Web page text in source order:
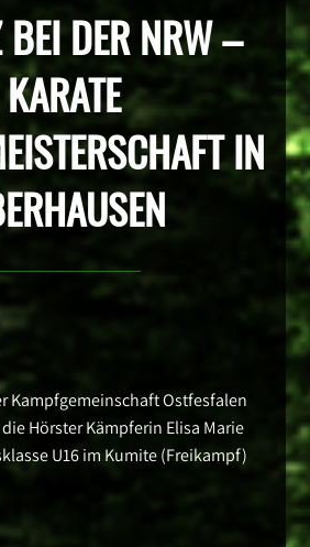
BEI DER NRW –
KARATE
IN
Kampfgemeinschaft Ostfesfalen
Hörster Kämpferin Elisa Marie
U16 im Kumite (Freikampf)